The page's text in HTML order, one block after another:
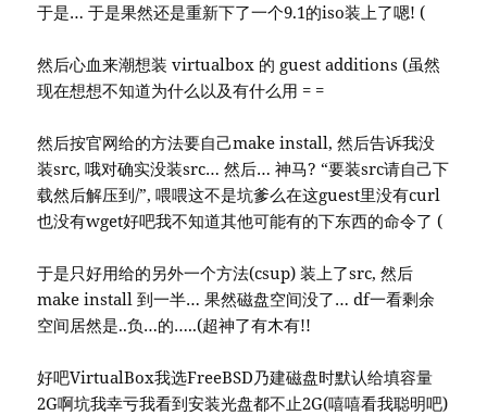
于是… 于是果然还是重新下了一个9.1的iso装上了嗯! (
然后心血来潮想装 virtualbox 的 guest additions (虽然
现在想想不知道为什么以及有什么用 = =
然后按官网给的方法要自己make install, 然后告诉我没
装src, 哦对确实没装src… 然后… 神马? “要装src请自己下
载然后解压到/”, 喂喂这不是坑爹么在这guest里没有curl
也没有wget好吧我不知道其他可能有的下东西的命令了 (
于是只好用给的另外一个方法(csup) 装上了src, 然后
make install 到一半… 果然磁盘空间没了… df一看剩余
空间居然是..负…的…..(超神了有木有!!
好吧VirtualBox我选FreeBSD乃建磁盘时默认给填容量
2G啊坑我幸亏我看到安装光盘都不止2G(嘻嘻看我聪明吧)